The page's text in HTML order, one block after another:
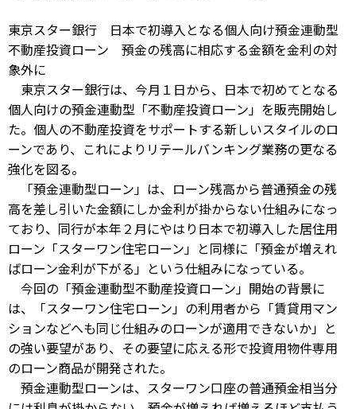
東京スター銀行 日本で初導入となる個人向け預金連動型
不動産投資ローン 預金の残高に相応する金額を金利の対
象外に
東京スター銀行は、今月１日から、日本で初めてとなる
個人向けの預金連動型「不動産投資ローン」を販売開始し
た。個人の不動産投資をサポートする新しいスタイルのロ
ーンであり、これによりリテールバンキング業務の更なる
強化を図る。
「預金連動型ローン」は、ローン残高から普通預金の残
高を差し引いた金額にしか金利が掛からない仕組みになっ
ており、同行が本年２月にやはり日本で初導入した居住用
ローン「スターワン住宅ローン」と同様に「預金が増えれ
ばローン金利が下がる」という仕組みになっている。
今回の「預金連動型不動産投資ローン」開始の背景に
は、「スターワン住宅ローン」の利用者から「賃貸用マン
ションなどへも同じ仕組みのローンが適用できないか」と
の強い要望があり、その要望に応える形で投資用物件専用
のローン商品が開発された。
預金連動型ローンは、スターワン口座の普通預金相当分